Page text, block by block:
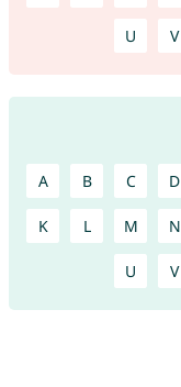
U V
A B C D
K L M N
U V